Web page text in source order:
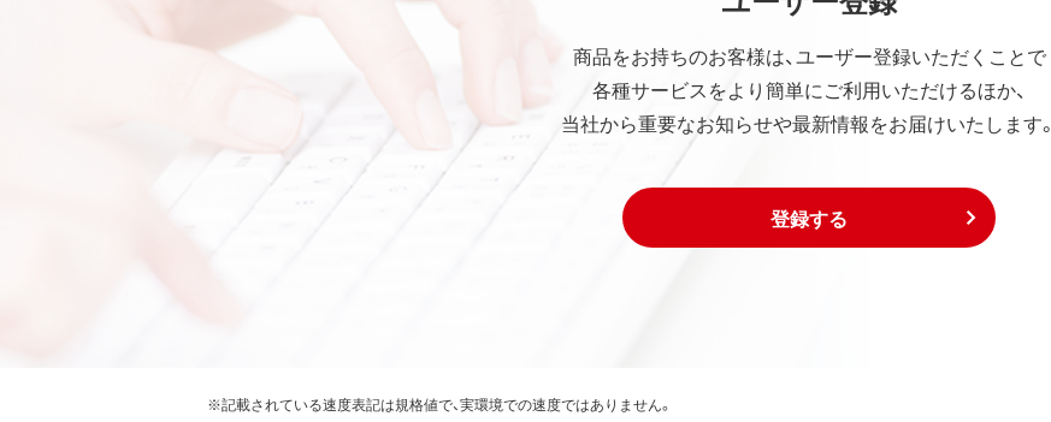
商品をお持ちのお客様は、ユーザー登録いただくことで
各種サービスをより簡単にご利用いただけるほか、
当社から重要なお知らせや最新情報をお届けいたします。
登録する
※記載されている速度表記は規格値で、実環境での速度ではありません。